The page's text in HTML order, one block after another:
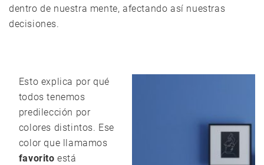
dentro de nuestra mente, afectando así nuestras
decisiones.
Esto explica por qué
todos tenemos
predilección por
colores distintos. Ese
color que llamamos
favorito está